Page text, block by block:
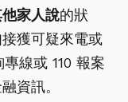
家人說的狀
獲可疑來電或
線或 110 報案
資訊。